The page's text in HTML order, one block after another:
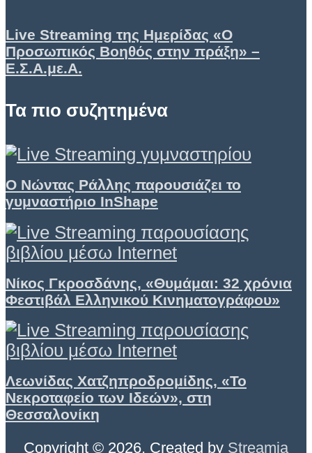
Live Streaming της Ημερίδας «Ο
Προσωπικός Βοηθός στην πράξη» –
Ε.Σ.Α.με.Α.
Τα πιο συζητημένα
Ο Νώντας Ράλλης παρουσιάζει το
γυμναστήριο InShape
Νίκος Γκροσδάνης, «Θυμάμαι: 32 χρόνια
Φεστιβάλ Ελληνικού Κινηματογράφου»
Λεωνίδας Χατζηπροδρομίδης, «Το
Νεκροταφείο των Ιδεών», στη
Θεσσαλονίκη
Copyright © 2026. Created by Streamia